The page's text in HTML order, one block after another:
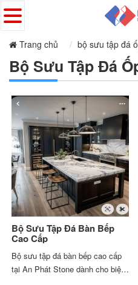
Trang chủ bộ sưu tập đá
Bộ Sưu Tập Đá
Bộ Sưu Tập Đá Bàn Bếp
Cao Cấp
Bộ sưu tập đá bàn bếp cao cấp
tại An Phát Stone dành cho biệt